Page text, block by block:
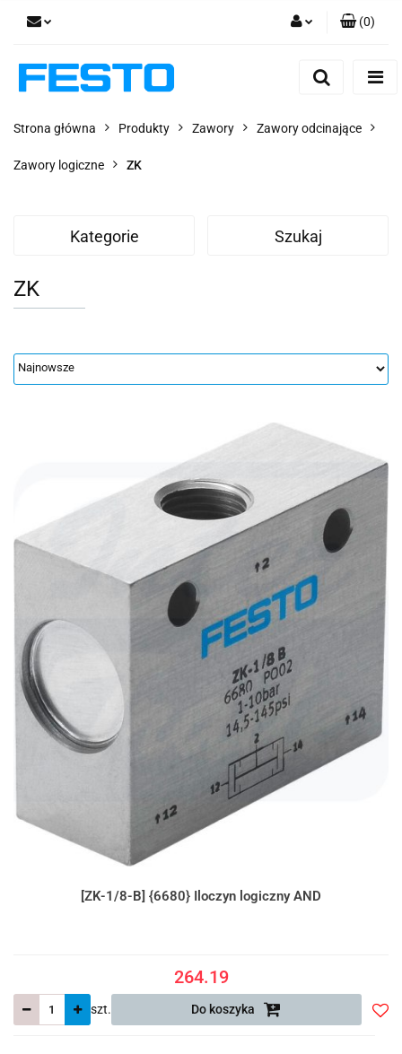
Dodaj zgłoszenie
(0)
Strona główna Produkty Zawory Zawory odcinające
Zawory logiczne ZK
Kategorie Szukaj
ZK
[ZK-1/8-B] {6680} Iloczyn logiczny AND
264.19
szt. Do koszyka